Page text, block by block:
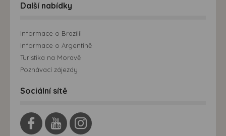
Další nabídky
Informace o Brazílii
Informace o Argentině
Turistika na Moravě
Poznávací zájezdy
Sociální sítě